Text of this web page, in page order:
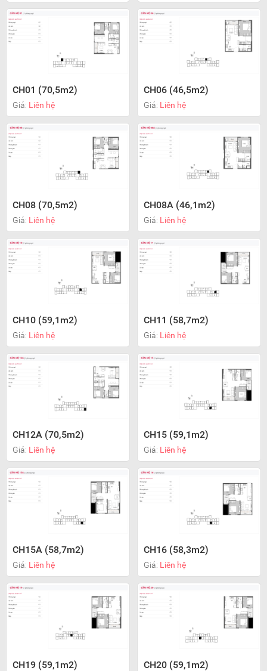
CH01 (70,5m2)
Giá: Liên hệ
CH06 (46,5m2)
Giá: Liên hệ
CH08 (70,5m2)
Giá: Liên hệ
CH08A (46,1m2)
Giá: Liên hệ
CH10 (59,1m2)
Giá: Liên hệ
CH11 (58,7m2)
Giá: Liên hệ
CH12A (70,5m2)
Giá: Liên hệ
CH15 (59,1m2)
Giá: Liên hệ
CH15A (58,7m2)
Giá: Liên hệ
CH16 (58,3m2)
Giá: Liên hệ
CH19 (59,1m2) CH20 (59,1m2)